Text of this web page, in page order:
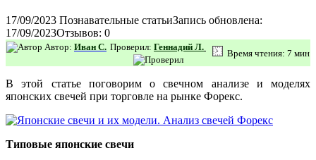
17/09/2023 Познавательные статьиЗапись обновлена:
17/09/2023Отзывов: 0
Автор: Иван С. Проверил: Геннадий Л.
Время чтения: 7 мин
В этой статье поговорим о свечном анализе и моделях
японских свечей при торговле на рынке Форекс.
Типовые японские свечи